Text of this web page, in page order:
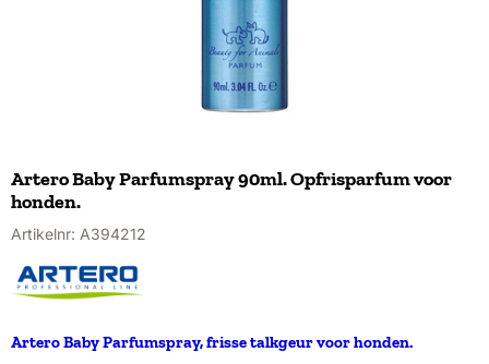
Artero Baby Parfumspray 90ml. Opfrisparfum voor
honden.
Artikelnr: A394212
Artero Baby Parfumspray, frisse talkgeur voor honden.